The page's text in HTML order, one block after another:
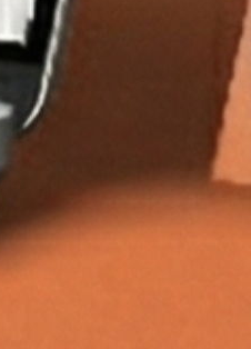
bir
mi var?